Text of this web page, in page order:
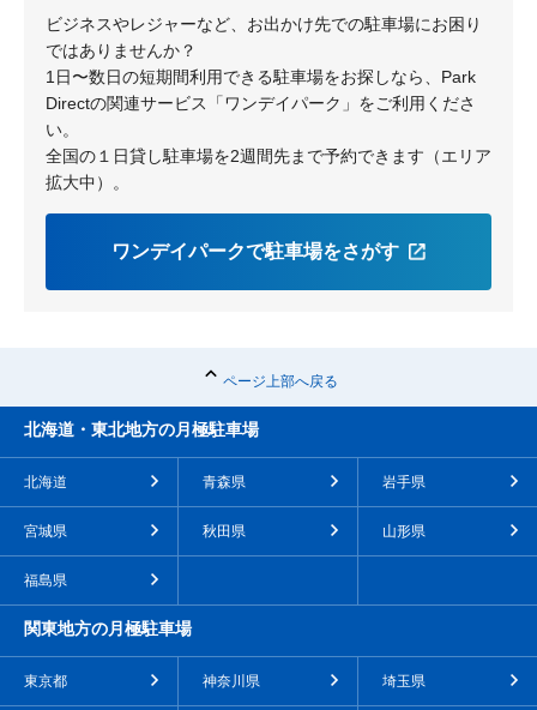
ビジネスやレジャーなど、お出かけ先での駐車場にお困り
ではありませんか？
1日〜数日の短期間利用できる駐車場をお探しなら、Park
Directの関連サービス「ワンデイパーク」をご利用くださ
い。
全国の１日貸し駐車場を2週間先まで予約できます（エリア
拡大中）。
ワンデイパークで駐車場をさがす
ページ上部へ戻る
北海道・東北地方の月極駐車場
北海道 青森県 岩手県
宮城県 秋田県 山形県
福島県
関東地方の月極駐車場
東京都 神奈川県 埼玉県